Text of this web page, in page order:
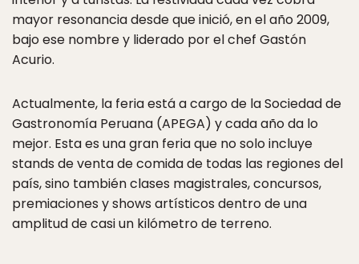
mayor resonancia desde que inició, en el año 2009,
bajo ese nombre y liderado por el chef Gastón
Acurio.
Actualmente, la feria está a cargo de la Sociedad de
Gastronomía Peruana (APEGA) y cada año da lo
mejor. Esta es una gran feria que no solo incluye
stands de venta de comida de todas las regiones del
país, sino también clases magistrales, concursos,
premiaciones y shows artísticos dentro de una
amplitud de casi un kilómetro de terreno.